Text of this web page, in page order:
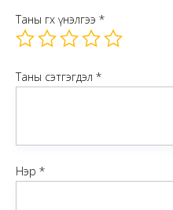
Таны өгөх үнэлгээ *
Таны сэтгэгдэл *
Нэр *